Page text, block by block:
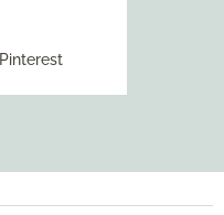
Pinterest